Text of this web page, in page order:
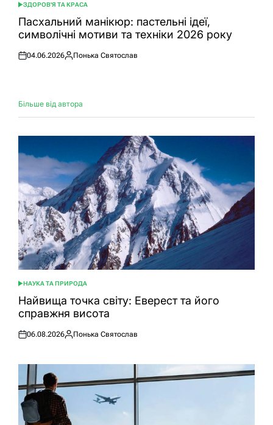
ОПУБЛІКУВАТИ
У
ЗДОРОВ'Я ТА КРАСА
Пасхальний манікюр: пастельні ідеї,
символічні мотиви та техніки 2026 року
Оприлюднено
04.06.2026
Опубліковано
Понька Святослав
Більше від автора
ОПУБЛІКУВАТИ
У
НАУКА ТА ПРИРОДА
Найвища точка світу: Еверест та його
справжня висота
Оприлюднено
06.08.2026
Опубліковано
Понька Святослав